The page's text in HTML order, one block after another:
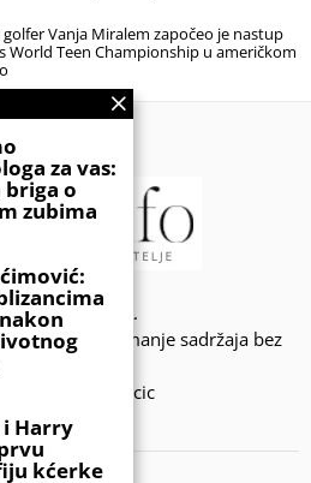
Vanja Miralem započeo je nastup
World Teen Championship u američkom
- KIDSINFO.BA.
preuzimanje sadržaja bez
izdavača.
by Amar SIjercic
za vas:
briga o
zubima
i Harry
kćerke